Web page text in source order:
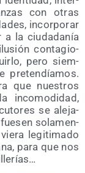
con otras
incor­po­rar
a la ciu­da­da­nía
con­ta­gio­
pero siem­
pre­ten­día­mos.
que nues­tros
inco­mo­di­dad,
se ale­ja­
sola­men­
legi­ti­ma­do
para que nos